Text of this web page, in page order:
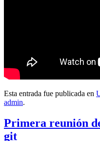
Esta entrada fue publicada en
admin.
Primera reunión
git